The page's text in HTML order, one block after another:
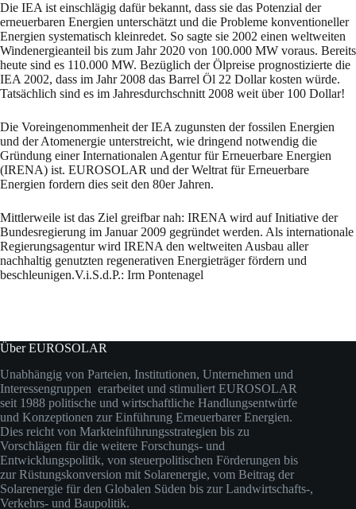
Die IEA ist einschlägig dafür bekannt, dass sie das Potenzial der
erneuerbaren Energien unterschätzt und die Probleme konventioneller
Energien systematisch kleinredet. So sagte sie 2002 einen weltweiten
Windenergieanteil bis zum Jahr 2020 von 100.000 MW voraus. Bereits
heute sind es 110.000 MW. Bezüglich der Ölpreise prognostizierte die
IEA 2002, dass im Jahr 2008 das Barrel Öl 22 Dollar kosten würde.
Tatsächlich sind es im Jahresdurchschnitt 2008 weit über 100 Dollar!
Die Voreingenommenheit der IEA zugunsten der fossilen Energien
und der Atomenergie unterstreicht, wie dringend notwendig die
Gründung einer Internationalen Agentur für Erneuerbare Energien
(IRENA) ist. EUROSOLAR und der Weltrat für Erneuerbare
Energien fordern dies seit den 80er Jahren.
Mittlerweile ist das Ziel greifbar nah: IRENA wird auf Initiative der
Bundesregierung im Januar 2009 gegründet werden. Als internationale
Regierungsagentur wird IRENA den weltweiten Ausbau aller
nachhaltig genutzten regenerativen Energieträger fördern und
beschleunigen.V.i.S.d.P.: Irm Pontenagel
Über EUROSOLAR
Unabhängig von Parteien, Institutionen, Unternehmen und
Interessengruppen erarbeitet und stimuliert EUROSOLAR
seit 1988 politische und wirtschaftliche Handlungsentwürfe
und Konzeptionen zur Einführung Erneuerbarer Energien.
Dies reicht von Markteinführungsstrategien bis zu
Vorschlägen für die weitere Forschungs- und
Entwicklungspolitik, von steuerpolitischen Förderungen bis
zur Rüstungskonversion mit Solarenergie, vom Beitrag der
Solarenergie für den Globalen Süden bis zur Landwirtschafts-,
Verkehrs- und Baupolitik.